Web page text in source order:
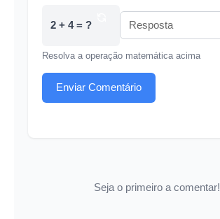
2 + 4 = ?
Resolva a operação matemática acima
Enviar Comentário
Seja o primeiro a comentar!